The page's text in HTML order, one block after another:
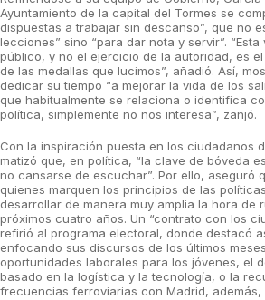
Ayuntamiento de la capital del Tormes se
dispuestas a trabajar sin descanso”, que no
lecciones” sino “para dar nota y servir”.
público, y no el ejercicio de la autoridad, es
de las medallas que lucimos”, añadió. Así,
dedicar su tiempo “a mejorar la vida de los
que habitualmente se relaciona o identifica
política, simplemente no nos interesa”, zanjó.
Con la inspiración puesta en los ciudadanos
matizó que, en política, “la clave de bóveda
no cansarse de escuchar”. Por ello, aseguró
quienes marquen los principios de las
desarrollar de manera muy amplia la hora de
próximos cuatro años. Un “contrato con los
refirió al programa electoral, donde destacó
enfocando sus discursos de los últimos
oportunidades laborales para los jóvenes, el
basado en la logística y la tecnología, o la
frecuencias ferroviarias con Madrid, además,